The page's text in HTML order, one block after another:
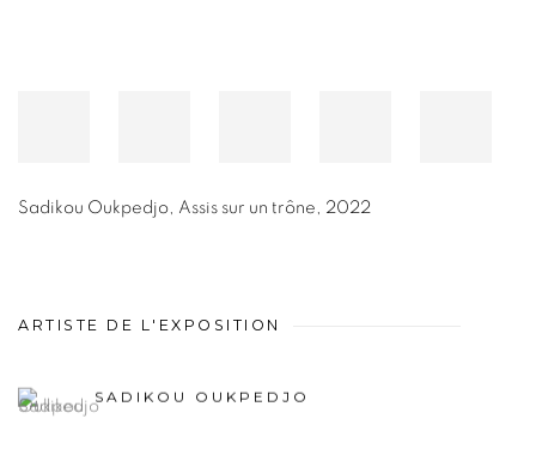
Sadikou Oukpedjo Assis sur un trône 2022
ARTISTE DE L'EXPOSITION
SADIKOU OUKPEDJO